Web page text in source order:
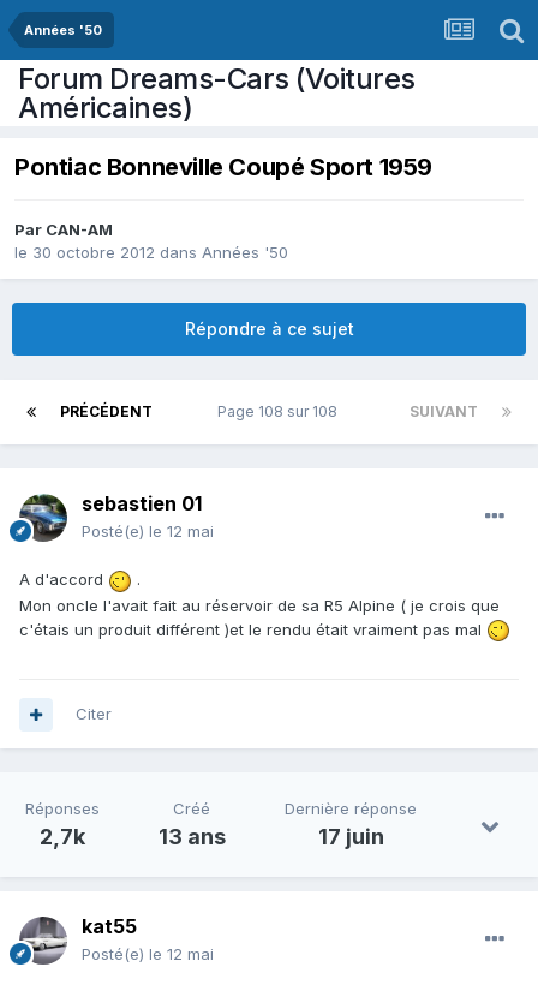
Années '50
Forum Dreams-Cars (Voitures
Américaines)
Pontiac Bonneville Coupé Sport 1959
Par CAN-AM
le 30 octobre 2012 dans Années '50
Répondre à ce sujet
PRÉCÉDENT SUIVANT
Page 108 sur 108
sebastien 01
Posté(e) le 12 mai
A d'accord
.
Mon oncle l'avait fait au réservoir de sa R5 Alpine ( je crois que
c'étais un produit différent )et le rendu était vraiment pas mal
Citer
Réponses
2,7k
Créé
13 ans
Dernière réponse
17 juin
kat55
Posté(e) le 12 mai